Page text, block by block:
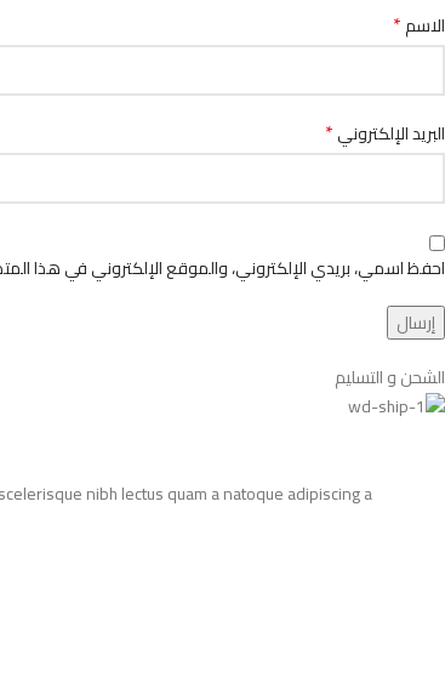
الاسم*
البريد الإلكتروني*
احفظ اسمي، بريدي الإلكتروني، والموقع الإلكتروني في هذا
الشحن و التسليم
nibh lectus quam a natoque adipiscing a